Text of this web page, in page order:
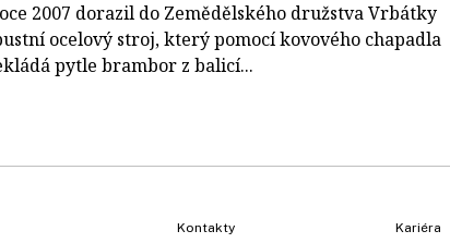
2007 dorazil do Zemědělského družstva Vrbátky
ocelový stroj, který pomocí kovového chapadla
pytle brambor z balicí...
Kontakty Kariéra